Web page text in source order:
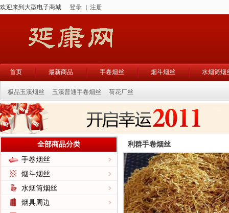
欢迎来到大型电子商城 登录 注册
首页 最新商品 手卷烟丝 烟斗烟丝 水烟筒烟
极品玉溪烟丝 玉溪普通手卷烟丝 荷花厂丝
全部商品分类
手卷烟丝
烟斗烟丝
水烟筒烟丝
烟具周边
利群手卷烟丝